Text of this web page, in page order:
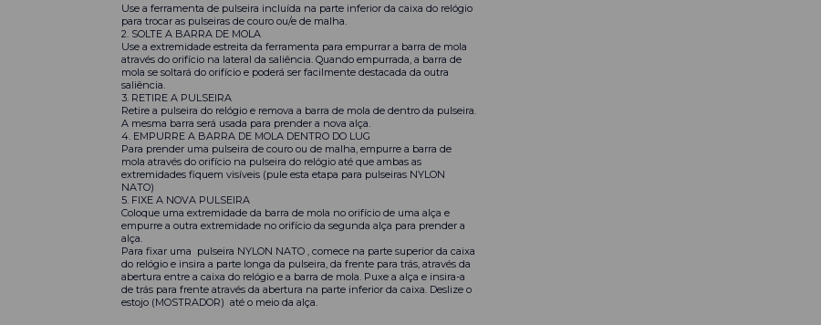
Use a ferramenta de pulseira incluída na parte inferior da caixa do relógio
para trocar as pulseiras de couro ou/e de malha.
2. SOLTE A BARRA DE MOLA
Use a extremidade estreita da ferramenta para empurrar a barra de mola
através do orifício na lateral da saliência. Quando empurrada, a barra de
mola se soltará do orifício e poderá ser facilmente destacada da outra
saliência.
3. RETIRE A PULSEIRA
Retire a pulseira do relógio e remova a barra de mola de dentro da pulseira.
A mesma barra será usada para prender a nova alça.
4. EMPURRE A BARRA DE MOLA DENTRO DO LUG
Para prender uma pulseira de couro ou de malha, empurre a barra de
mola através do orifício na pulseira do relógio até que ambas as
extremidades fiquem visíveis (pule esta etapa para pulseiras NYLON
NATO)
5. FIXE A NOVA PULSEIRA
Coloque uma extremidade da barra de mola no orifício de uma alça e
empurre a outra extremidade no orifício da segunda alça para prender a
alça.
Para fixar uma pulseira NYLON NATO , comece na parte superior da caixa
do relógio e insira a parte longa da pulseira, da frente para trás, através da
abertura entre a caixa do relógio e a barra de mola. Puxe a alça e insira-a
de trás para frente através da abertura na parte inferior da caixa. Deslize o
estojo (MOSTRADOR) até o meio da alça.